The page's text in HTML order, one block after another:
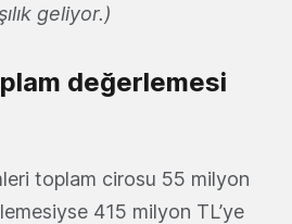
geliyor.)
değerlemesi
toplam cirosu 55 milyon
415 milyon TL’ye